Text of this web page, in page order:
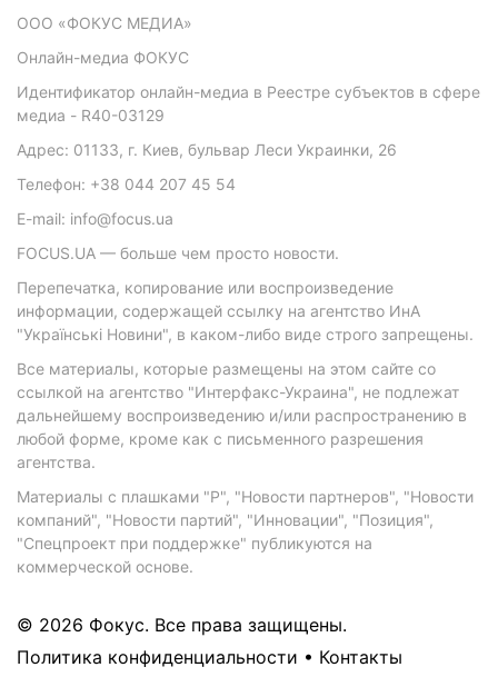
ООО «ФОКУС МЕДИА»
Онлайн-медиа ФОКУС
Идентификатор онлайн-медиа в Реестре субъектов в сфере
медиа - R40-03129
Адрес: 01133, г. Киев, бульвар Леси Украинки, 26
Телефон: +38 044 207 45 54
E-mail: info@focus.ua
FOCUS.UA — больше чем просто новости.
Перепечатка, копирование или воспроизведение
информации, содержащей ссылку на агентство ИнА
"Українські Новини", в каком-либо виде строго запрещены.
Все материалы, которые размещены на этом сайте со
ссылкой на агентство "Интерфакс-Украина", не подлежат
дальнейшему воспроизведению и/или распространению в
любой форме, кроме как с письменного разрешения
агентства.
Материалы с плашками "Р", "Новости партнеров", "Новости
компаний", "Новости партий", "Инновации", "Позиция",
"Спецпроект при поддержке" публикуются на
коммерческой основе.
© 2026 Фокус. Все права защищены.
Политика конфиденциальности • Контакты